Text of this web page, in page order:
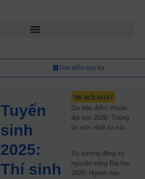
Tính điểm học bạ
Tuyển
sinh
2025:
Thí sinh
TIN MỚI NHẤT
Dự báo điểm chuẩn
đại học 2026: Thông
tin mới nhất từ các
Xu hướng đăng ký
nguyện vọng Đại học
2026: Ngành nào